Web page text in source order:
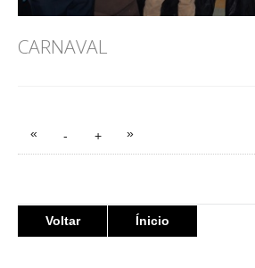
CARNAVAL
« - + »
Voltar Ínicio